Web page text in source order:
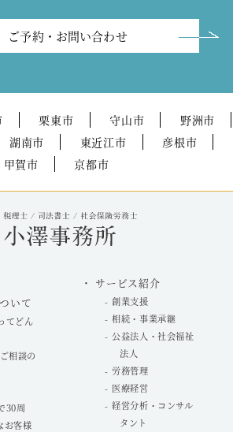
ご予約・お問い合わせ
栗東市 守山市
野洲市
湖南市 東近江市
彦根市
甲賀市
京都市
いて
てどん
相談の
30周
お客様
サービス紹介
創業支援
相続・事業承継
公益法人・社会福祉
法人
労務管理
医療経営
経営分析・コンサル
タント